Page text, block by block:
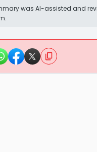
was AI-assisted and